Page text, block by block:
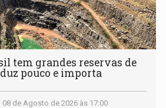
tem grandes reservas de
pouco e importa
08 de Agosto de 2026 às 17:00